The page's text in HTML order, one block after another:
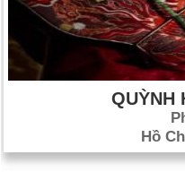
QUỲNH
Hồ